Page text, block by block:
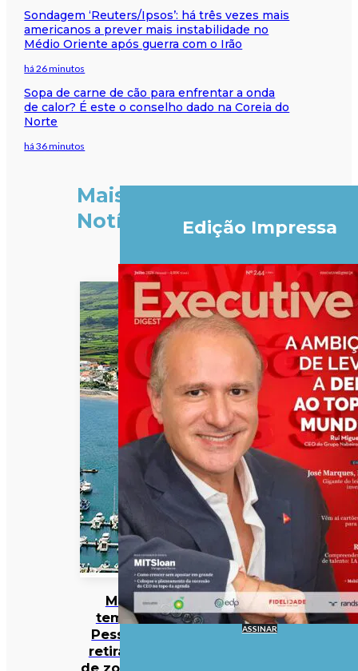
Sondagem ‘Reuters/Ipsos’: há três vezes mais
americanos a prever mais instabilidade no
Médio Oriente após guerra com o Irão
há 26 minutos
Sopa de carne de cão para enfrentar a onda
de calor? É este o conselho dado na Coreia do
Norte
há 36 minutos
Mais
Notícias
Mau
tempo:
Pessoas
retiradas
de zona de
Edição Impressa
ASSINAR